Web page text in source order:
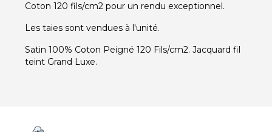
Coton 120 fils/cm2 pour un rendu exceptionnel.
Les taies sont vendues à l'unité.
Satin 100% Coton Peigné 120 Fils/cm2. Jacquard fil
teint Grand Luxe.